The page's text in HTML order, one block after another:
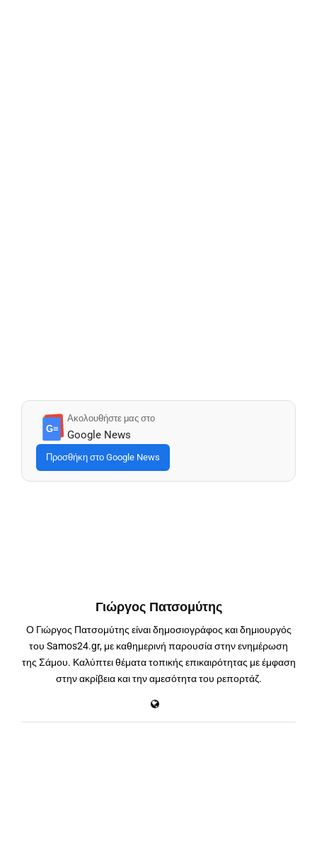
G≡
Ακολουθήστε μας στο
Google News
Προσθήκη στο Google News
Γιώργος Πατσομύτης
Ο Γιώργος Πατσομύτης είναι δημοσιογράφος και δημιουργός
του Samos24.gr, με καθημερινή παρουσία στην ενημέρωση
της Σάμου. Καλύπτει θέματα τοπικής επικαιρότητας με έμφαση
στην ακρίβεια και την αμεσότητα του ρεπορτάζ.